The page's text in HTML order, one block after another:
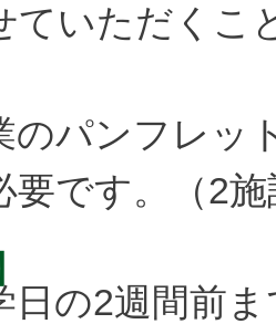
ていただくこ
のパンフレッ
要です。（2
日の2週間前